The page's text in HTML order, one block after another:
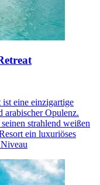
eine einzigartige
arabischer Opulenz.
strahlend weißen
ein luxuriöses